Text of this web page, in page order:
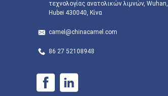
τεχνολογίας ανατολικών λιμνών, Wuhan,
Hubei 430040, Κίνα
camel@chinacamel.com
86 27 52108948